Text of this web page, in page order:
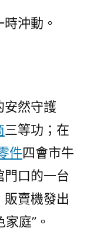
沖動。
安然守護
三等功；在
件四會市牛
門口的一台
販賣機發出
庭”。